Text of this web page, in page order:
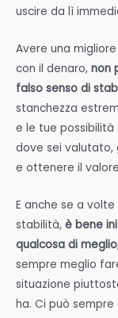
uscire da lì
Avere una
con il denaro, non
falso senso di
stanchezza
e le tue
dove sei valutato,
e ottenere il
E anche se a
stabilità, è bene
qualcosa di meglio
sempre meglio
situazione
ha. Ci può